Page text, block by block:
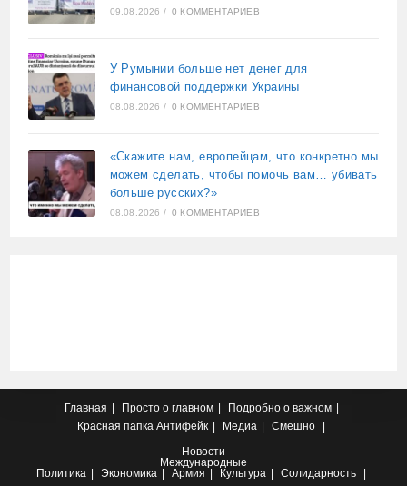
09.08.2026 / 0 КОММЕНТАРИЕВ
У Румынии больше нет денег для
финансовой поддержки Украины
08.08.2026 / 0 КОММЕНТАРИЕВ
«Скажите нам, европейцам, что конкретно мы
можем сделать, чтобы помочь вам… убивать
больше русских?»
08.08.2026 / 0 КОММЕНТАРИЕВ
Главная Просто о главном
Подробно о важном
Красная папка Антифейк Медиа
Смешно
Новости
Международные
Политика
Экономика Армия Культура Солидарность